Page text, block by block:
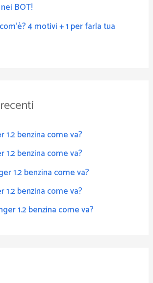
BOT!
4 motivi + 1 per farla tua
1.2 benzina come va?
1.2 benzina come va?
1.2 benzina come va?
1.2 benzina come va?
1.2 benzina come va?